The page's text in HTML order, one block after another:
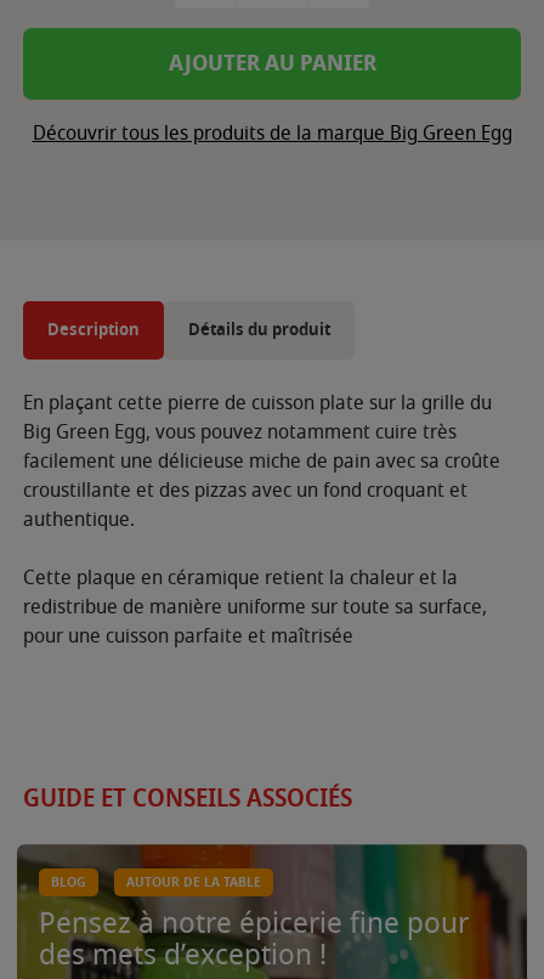
AJOUTER AU PANIER
Découvrir tous les produits de la marque Big Green Egg
Description Détails du produit
En plaçant cette pierre de cuisson plate sur la grille du
Big Green Egg, vous pouvez notamment cuire très
facilement une délicieuse miche de pain avec sa croûte
croustillante et des pizzas avec un fond croquant et
authentique.
Cette plaque en céramique retient la chaleur et la
redistribue de manière uniforme sur toute sa surface,
pour une cuisson parfaite et maîtrisée
GUIDE ET CONSEILS ASSOCIÉS
BLOG AUTOUR DE LA TABLE
Pensez à notre épicerie fine pour
des mets d’exception !